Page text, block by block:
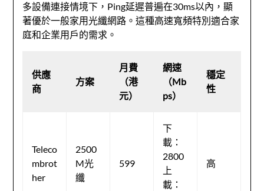
多設備連接情境下，Ping延遲普遍在30ms以內，顯
著優於一般家用光纖網路。這種高速寬頻特別適合家
庭和企業用戶的需求。
供應
商
方案
月費
（港
元）
網速
（Mb
ps）
穩定
性
Teleco
mbrot
her
2500
M光
纖
599
下
載：
2800
上
載：
高